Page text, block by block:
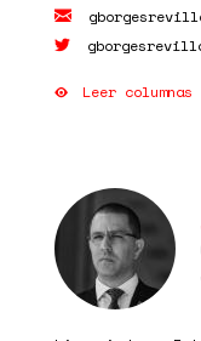
Leer columnas